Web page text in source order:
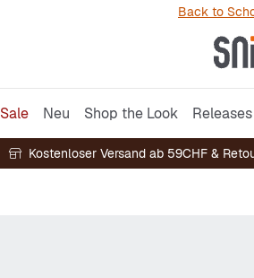
Back to
Sale Neu Shop the Look Releases
Kostenloser Versand ab 59CHF &